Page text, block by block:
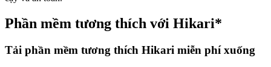
Phần mềm tương thích với Hikari*
Tải phần mềm tương thích Hikari miễn phí xuống